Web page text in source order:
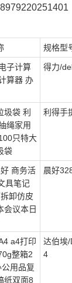
规格型
子计算
算器 办
得力/
圾袋 利
绳家用
只特大
袋
利得手
商务活
具笔记
卸仿皮
会议本日
晨好
a4打印
整箱2
用品复
纸双面8
达伯埃/
4